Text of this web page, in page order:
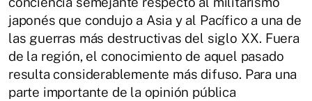
japonés que condujo a Asia y al Pacífico a una de
las guerras más destructivas del siglo XX. Fuera
de la región, el conocimiento de aquel pasado
resulta considerablemente más difuso. Para una
parte importante de la opinión pública